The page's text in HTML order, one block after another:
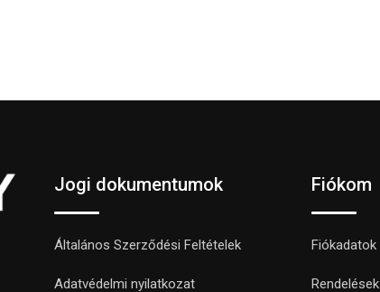
Jogi dokumentumok
Általános Szerződési Feltételek
Adatvédelmi nyilatkozat
Fiókom
Fiókadatok
Rendelések